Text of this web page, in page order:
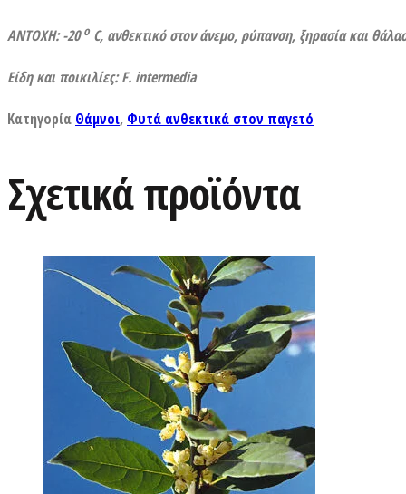
ΑΝΤΟΧΗ: -20ο C, ανθεκτικό στον άνεμο, ρύπανση, ξηρασία και
Είδη και ποικιλίες: F. intermedia
Κατηγορία Θάμνοι, Φυτά ανθεκτικά στον παγετό
Σχετικά προϊόντα